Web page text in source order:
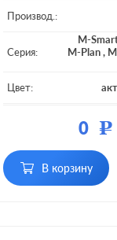
Производ.:
Серия:
M-
M-Plan,
Цвет:
Подсветка:
0Р
В корзину